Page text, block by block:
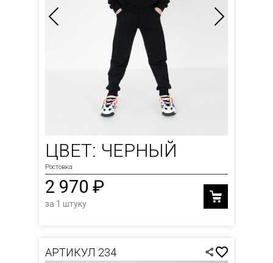
ЦВЕТ: ЧЕРНЫЙ
Ростовка
2 970 ₽
за 1 штуку
АРТИКУЛ 234